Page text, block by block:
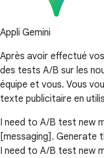
Appli Gemini
Après avoir effectué
des tests A/B sur les
équipe et vous. Vous
texte publicitaire en
I need to A/B test new
[messaging]. Generate
I need to A/B test new